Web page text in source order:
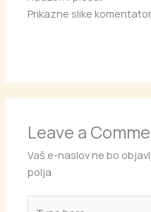
Prikazne slike
Leave a
Vaš e-naslov ne bo
polja